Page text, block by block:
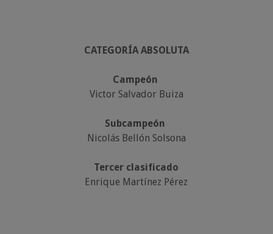
CATEGORÍA ABSOLUTA
Campeón
Victor Salvador Buiza
Subcampeón
Nicolás Bellón Solsona
Tercer clasificado
Enrique Martínez Pérez